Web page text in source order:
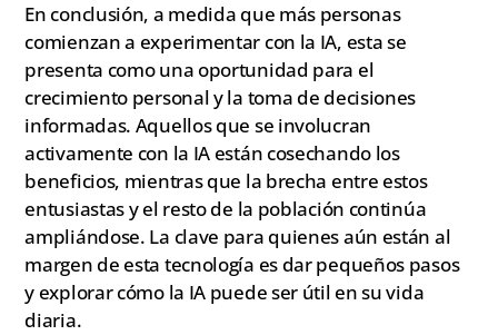
En conclusión, a medida que más personas
comienzan a experimentar con la IA, esta se
presenta como una oportunidad para el
crecimiento personal y la toma de decisiones
informadas. Aquellos que se involucran
activamente con la IA están cosechando los
beneficios, mientras que la brecha entre estos
entusiastas y el resto de la población continúa
ampliándose. La clave para quienes aún están al
margen de esta tecnología es dar pequeños pasos
y explorar cómo la IA puede ser útil en su vida
diaria.